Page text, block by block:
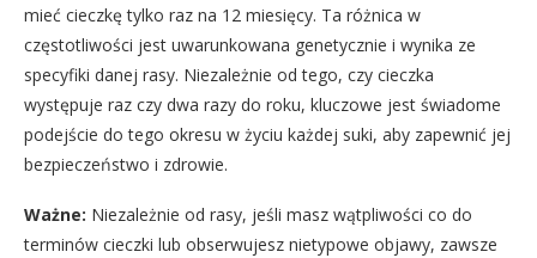
mieć cieczkę tylko raz na 12 miesięcy. Ta różnica w
częstotliwości jest uwarunkowana genetycznie i wynika ze
specyfiki danej rasy. Niezależnie od tego, czy cieczka
występuje raz czy dwa razy do roku, kluczowe jest świadome
podejście do tego okresu w życiu każdej suki, aby zapewnić jej
bezpieczeństwo i zdrowie.
Ważne: Niezależnie od rasy, jeśli masz wątpliwości co do
terminów cieczki lub obserwujesz nietypowe objawy, zawsze